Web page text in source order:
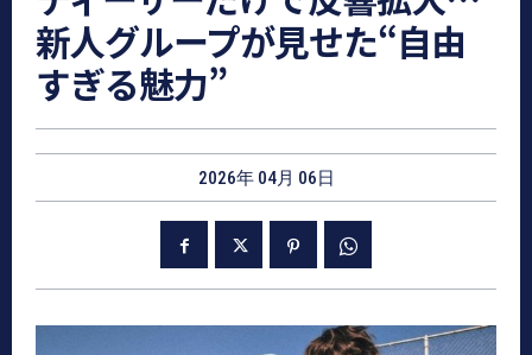
新人グループが見せた“自由
すぎる魅力”
2026年 04月 06日